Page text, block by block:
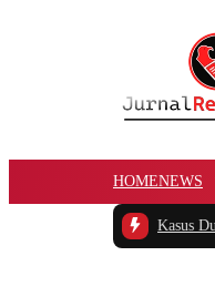
HOMENEWS
Kasus Dugaan